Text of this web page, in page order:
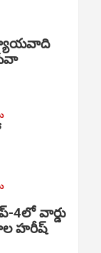
న్యాయవాది
4లో వార్డు
హరీష్